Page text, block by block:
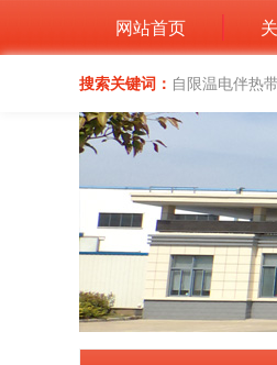
网站首页
搜索关键词： 自限温电伴热带